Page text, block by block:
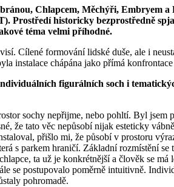
Chlapcem, Měchýři, Embryem a
Prostředí historicky bezprostředně
téma velmi příhodné.
Cílené formování lidské duše, ale i
instalace chápána jako přímá
figurálních soch i
sochy nepřijme, nebo pohltí. Byl jsem
že tato věc nepůsobí nijak esteticky
přišlo mi, že působí v prostoru
s parkem hraničí. Základní rozmístění
ta už je konkrétnější a člověk se má
se postupovalo poměrně intuitivně.
pohromadě.